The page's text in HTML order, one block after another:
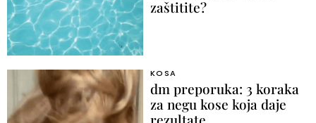
zaštitite?
KOSA
dm preporuka: 3 koraka
za negu kose koja daje
rezultate